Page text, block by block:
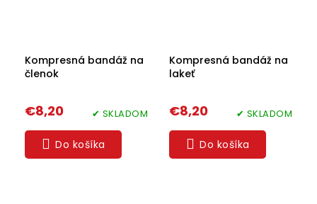
Kompresná bandáž na
členok
✔ SKLADOM
€8,20
Do košíka
Kompresná bandáž na
lakeť
✔ SKLADOM
€8,20
Do košíka